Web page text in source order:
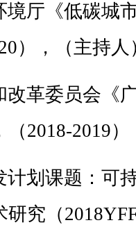
境厅《低碳城
），（主持人
改革委员会《
2018-2019
计划课题：可
究（